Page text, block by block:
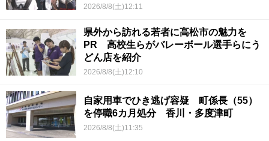
2026/8/8(土)12:11
県外から訪れる若者に高松市の魅力を
PR 高校生らがバレーボール選手らにう
どん店を紹介
2026/8/8(土)12:10
自家用車でひき逃げ容疑 町係長（55）
を停職6カ月処分 香川・多度津町
2026/8/8(土)11:35